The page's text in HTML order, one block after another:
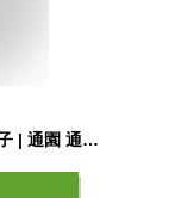
シューズケース 上履き入れ シューズバッグ 女の子 | 通園 通学 子供用 キルティング 上履き入れ 上履き袋 上靴入れ 幼稚園 シューズ入れ 保育園 幼稚園 入園グッズ 小学生 女の子 男の子 シューズ袋 シューズバック 小学校